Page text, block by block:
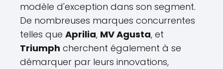
modèle d'exception dans son segment.
De nombreuses marques concurrentes
telles que Aprilia, MV Agusta, et
Triumph cherchent également à se
démarquer par leurs innovations,